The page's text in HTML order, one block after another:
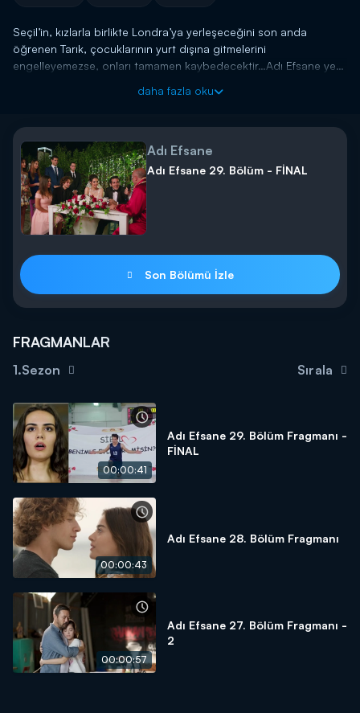
Seçil’in, kızlarla birlikte Londra’ya yerleşeceğini son anda
öğrenen Tarık, çocuklarının yurt dışına gitmelerini
engelleyemezse, onları tamamen kaybedecektir…Adı Efsane yeni
daha fazla oku
Adı Efsane
Adı Efsane 29. Bölüm - FİNAL
Son Bölümü İzle
FRAGMANLAR
1.Sezon Sırala
00:00:41
Adı Efsane 29. Bölüm Fragmanı -
FİNAL
00:00:43
Adı Efsane 28. Bölüm Fragmanı
00:00:57
Adı Efsane 27. Bölüm Fragmanı -
2